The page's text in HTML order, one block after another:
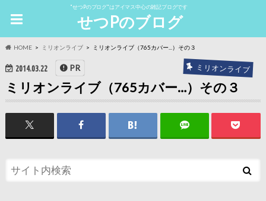
"せつPのブログ"はアイマス中心の雑記ブログです
せつPのブログ
HOME ミリオンライブ ミリオンライブ（765カバー...）その３
2014.03.22 ミリオンライブ
PR
ミリオンライブ（765カバー…）その３